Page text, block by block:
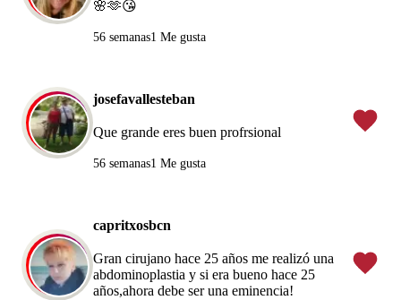
🌸🫶😘
56 semanas1 Me gusta
josefavallesteban
Que grande eres buen profrsional
56 semanas1 Me gusta
capritxosbcn
Gran cirujano hace 25 años me realizó una
abdominoplastia y si era bueno hace 25
años,ahora debe ser una eminencia!